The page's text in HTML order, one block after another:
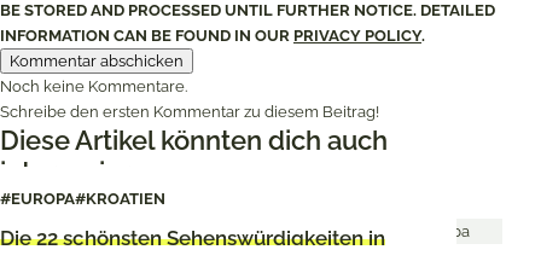
BE STORED AND PROCESSED UNTIL FURTHER NOTICE. DETAILED
INFORMATION CAN BE FOUND IN OUR PRIVACY POLICY.
Noch keine Kommentare.
Schreibe den ersten Kommentar zu diesem Beitrag!
Diese Artikel könnten dich auch
interessieren
#EUROPA#KROATIEN
Die 22 schönsten Sehenswürdigkeiten in